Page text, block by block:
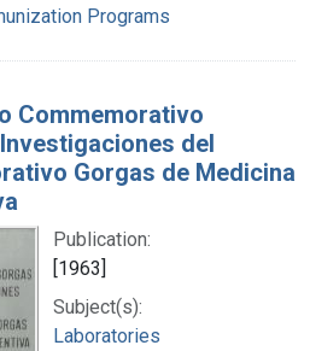
Programs
Commemorativo
del
Gorgas de Medicina
Publication:
[1963]
Subject(s):
Laboratories